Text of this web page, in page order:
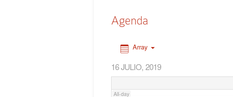
Agenda
Array
16 JULIO, 2019
All-day
6:00